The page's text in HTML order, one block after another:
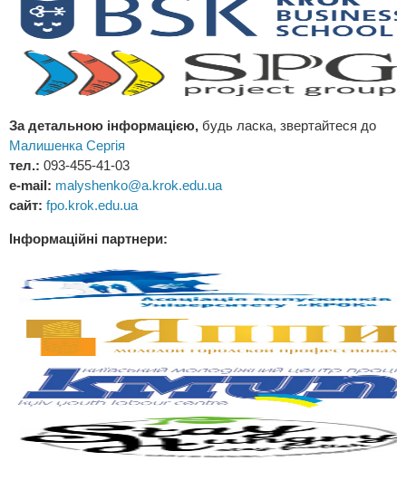
За детальною інформацією, будь ласка, звертайтеся до
Малишенка Сергія
тел.: 093-455-41-03
e-mail: malyshenko@a.krok.edu.ua
сайт: fpo.krok.edu.ua
Інформаційні партнери: